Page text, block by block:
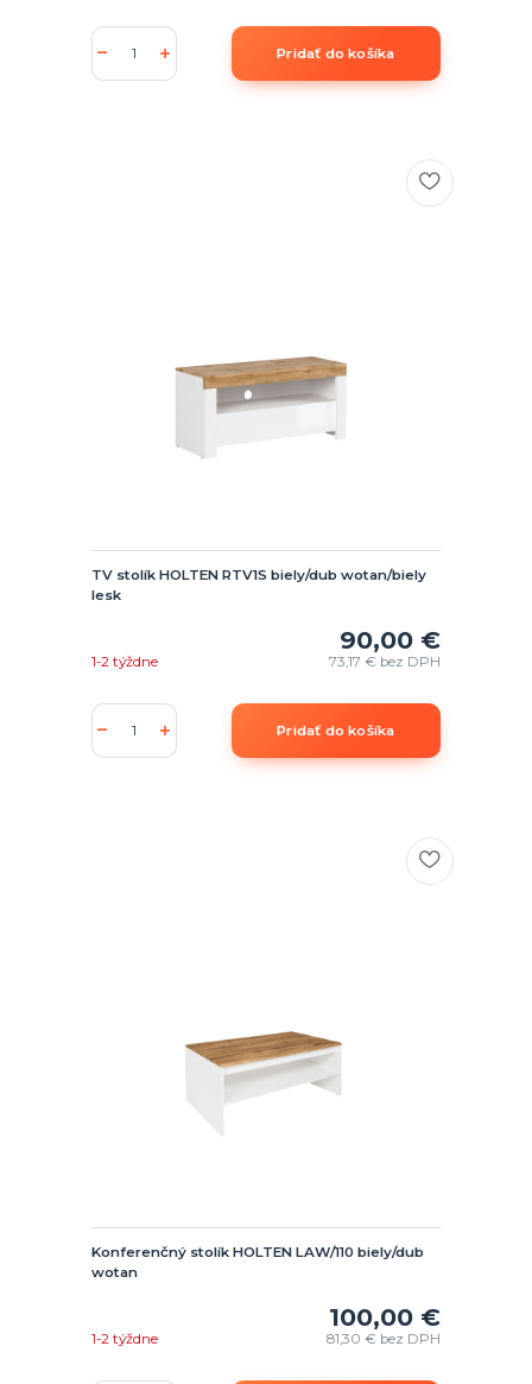
Pridať do košíka
TV stolík HOLTEN RTV1S biely/dub wotan/biely
lesk
90,00 €
73,17 € bez DPH
1-2 týždne
Pridať do košíka
Konferenčný stolík HOLTEN LAW/110 biely/dub
wotan
100,00 €
81,30 € bez DPH
1-2 týždne